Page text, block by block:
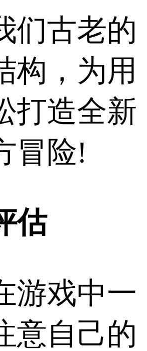
们古老的
构，为用
打造全新
冒险!
估
游戏中一
意自己的